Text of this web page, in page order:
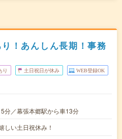
り！あんしん長期！事務
り 土日祝日が休み WEB登録OK
分／幕張本郷駅から車13分
い土日祝休み！